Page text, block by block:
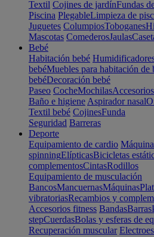
Textil Cojines de jardínFundas
Piscina PlegableLimpieza de
Juguetes ColumpiosToboganes
Mascotas ComederosJaulas
Bebé
Habitación bebé
bebéMuebles para habitación de
bebéDecoración bebé
Paseo CocheMochilasAccesorios
Baño e higiene Aspirador nasal
Textil bebé CojinesFunda
Seguridad Barreras
Deporte
Equipamiento de cardio
spinningElípticasBicicletas
complementosCintasRodillos
Equipamiento de musculación
BancosMancuernasMáquinas
vibratoriasRecambios y
Accesorios fitness BandasBarras
stepCuerdasBolas y esferas de
Recuperación muscular